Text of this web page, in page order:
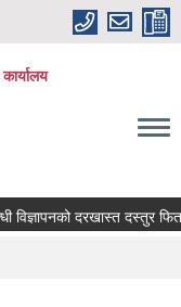
विज्ञापनको दरखास्त दस्तुर फिर्ता